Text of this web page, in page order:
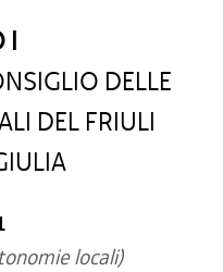
I
DELLE
DEL FRIULI
locali)